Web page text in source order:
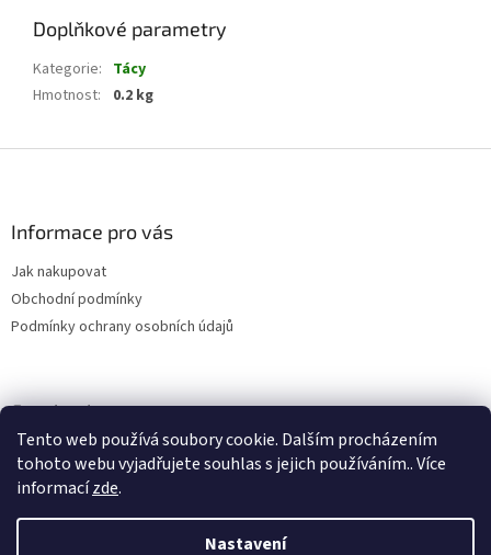
Tento web používá soubory cookie. Dalším procházením
tohoto webu vyjadřujete souhlas s jejich používáním.. Více
informacízde.
Nastavení
Doplňkové parametry
Kategorie: Tácy
Hmotnost: 0.2 kg
Informace pro vás
Jak nakupovat
Obchodní podmínky
Podmínky ochrany osobních údajů
Facebook
Vytvořil Shoptet